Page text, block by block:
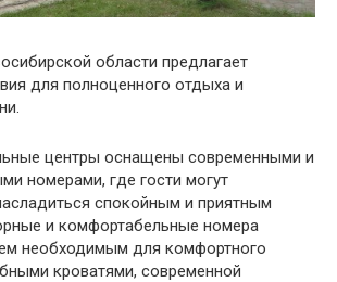
области предлагает
для полноценного отдыха и
центры оснащены современными и
номерами, где гости могут
спокойным и приятным
и комфортабельные номера
необходимым для комфортного
кроватями, современной